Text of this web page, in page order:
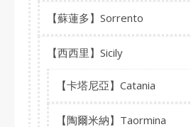
【蘇蓮多】Sorrento
【西西里】Sicily
【卡塔尼亞】Catania
【陶爾米納】Taormina